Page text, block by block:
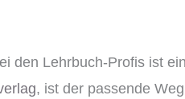
den Lehrbuch-Profis ist
, ist der passende